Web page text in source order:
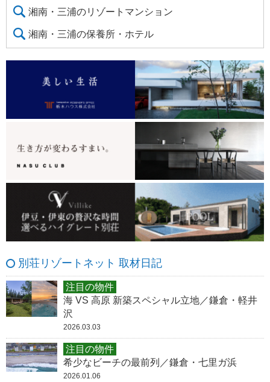
湘南・三浦のリゾートマンション
湘南・三浦の保養所・ホテル
別荘リゾートネット 取材日記
注目の物件
海 VS 高原 新築スペシャル立地／鎌倉・軽井
沢
2026.03.03
注目の物件
希少なビーチの最前列／鎌倉・七里ガ浜
2026.01.06